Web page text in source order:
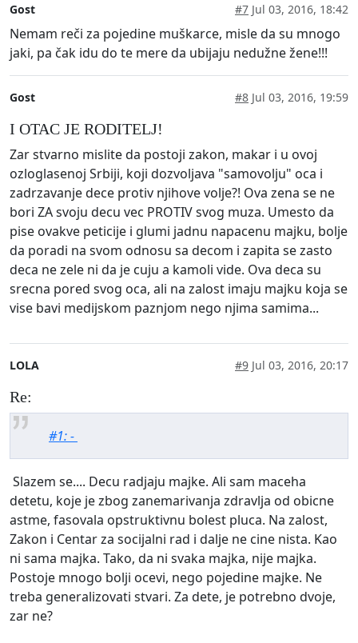
Gost #7 Jul 03, 2016, 18:42
Nemam reči za pojedine muškarce, misle da su mnogo
jaki, pa čak idu do te mere da ubijaju nedužne žene!!!
Gost #8 Jul 03, 2016, 19:59
I OTAC JE RODITELJ!
Zar stvarno mislite da postoji zakon, makar i u ovoj
ozloglasenoj Srbiji, koji dozvoljava "samovolju" oca i
zadrzavanje dece protiv njihove volje?! Ova zena se ne
bori ZA svoju decu vec PROTIV svog muza. Umesto da
pise ovakve peticije i glumi jadnu napacenu majku, bolje
da poradi na svom odnosu sa decom i zapita se zasto
deca ne zele ni da je cuju a kamoli vide. Ova deca su
srecna pored svog oca, ali na zalost imaju majku koja se
vise bavi medijskom paznjom nego njima samima...
LOLA #9 Jul 03, 2016, 20:17
Re:
#1: -
Slazem se.... Decu radjaju majke. Ali sam maceha
detetu, koje je zbog zanemarivanja zdravlja od obicne
astme, fasovala opstruktivnu bolest pluca. Na zalost,
Zakon i Centar za socijalni rad i dalje ne cine nista. Kao
ni sama majka. Tako, da ni svaka majka, nije majka.
Postoje mnogo bolji ocevi, nego pojedine majke. Ne
treba generalizovati stvari. Za dete, je potrebno dvoje,
zar ne?